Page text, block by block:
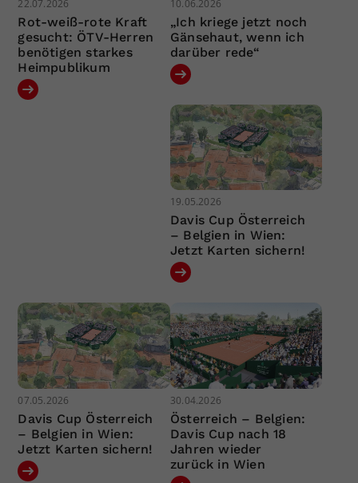
22.07.2026
Rot-weiß-rote Kraft
gesucht: ÖTV-Herren
benötigen starkes
Heimpublikum
10.06.2026
„Ich kriege jetzt noch
Gänsehaut, wenn ich
darüber rede“
19.05.2026
Davis Cup Österreich
– Belgien in Wien:
Jetzt Karten sichern!
07.05.2026
Davis Cup Österreich
– Belgien in Wien:
Jetzt Karten sichern!
30.04.2026
Österreich – Belgien:
Davis Cup nach 18
Jahren wieder
zurück in Wien